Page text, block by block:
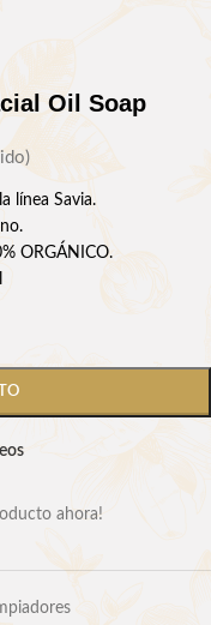
Oil Soap
línea Savia.
ORGÁNICO.
ahora!